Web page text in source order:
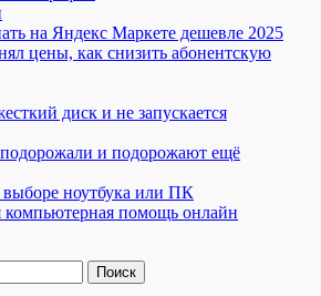
на Яндекс Маркете дешевле 2025
цены, как снизить абонентскую
диск и не запускается
и подорожают ещё
ноутбука или ПК
компьютерная помощь онлайн